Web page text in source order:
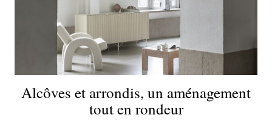
Alcôves et arrondis, un aménagement
tout en rondeur